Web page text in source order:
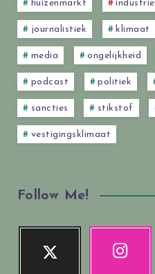
huizenmarkt industrie
journalistiek klimaat
media ongelijkheid
podcast politiek
sancties stikstof
vestigingsklimaat
Follow Me!